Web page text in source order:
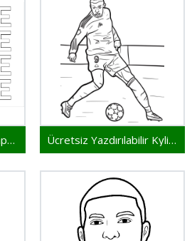
Yazdırılabilir Kylian Mbappe Çocuklar İçin Ücretsiz Yazdırılabilir Kylian Mbappe